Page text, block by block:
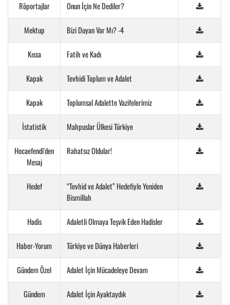
Röportajlar Onun İçin Ne Dediler?
Mektup Bizi Duyan Var Mı? -4
Kıssa Fatih ve Kadı
Kapak Tevhidi Toplum ve Adalet
Kapak Toplumsal Adalette Vazifelerimiz
İstatistik Mahpuslar Ülkesi Türkiye
Hocaefendi'den
Mesaj
Rahatsız Oldular!
Hedef
“Tevhid ve Adalet” Hedefiyle Yeniden
Bismillah
Hadis Adaletli Olmaya Teşvik Eden Hadisler
Haber-Yorum Türkiye ve Dünya Haberleri
Gündem Özel Adalet İçin Mücadeleye Devam
Gündem Adalet İçin Ayaktaydık